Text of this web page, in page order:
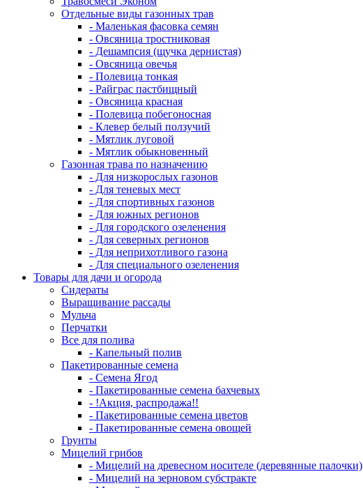
Отдельные виды газонных трав
- Маленькая фасовка семян
- Овсяница тростниковая
- Дешампсия (щучка дернистая)
- Овсяница овечья
- Полевица тонкая
- Райграс пастбищный
- Овсяница красная
- Полевица побегоносная
- Клевер белый ползучий
- Мятлик луговой
- Мятлик обыкновенный
Газонная трава по назначению
- Для низкорослых газонов
- Для теневых мест
- Для спортивных газонов
- Для южных регионов
- Для городского озеленения
- Для северных регионов
- Для неприхотливого газона
- Для специального озеленения
Товары для дачи и огорода
Сидераты
Выращивание рассады
Мульча
Перчатки
Все для полива
- Капельный полив
Пакетированные семена
- Семена Ягод
- Пакетированные семена бахчевых
- !Акция, распродажа!!
- Пакетированные семена цветов
- Пакетированные семена овощей
Грунты
Мицелий грибов
- Мицелий на древесном носителе (деревянные палочки)
- Мицелий на зерновом субстракте